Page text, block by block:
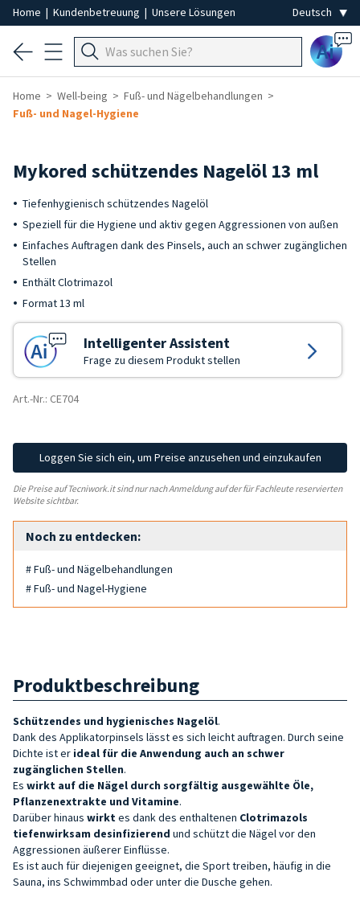
Home | Kundenbetreuung | Unsere Lösungen
Ai
Home Well-being
Fuß- und Nägelbehandlungen
Fuß- und Nagel-Hygiene
Mykored schützendes Nagelöl 13 ml
Tiefenhygienisch schützendes Nagelöl
Speziell für die Hygiene und aktiv gegen Aggressionen von außen
Einfaches Auftragen dank des Pinsels, auch an schwer zugänglichen
Stellen
Enthält Clotrimazol
Format 13 ml
Intelligenter Assistent
Frage zu diesem Produkt stellen
Art.-Nr.: CE704
Loggen Sie sich ein, um Preise anzusehen und einzukaufen
Die Preise auf Tecniwork.it sind nur nach Anmeldung auf der für Fachleute reservierten
Website sichtbar.
Noch zu entdecken:
# Fuß- und Nägelbehandlungen
# Fuß- und Nagel-Hygiene
Produktbeschreibung
Schützendes und hygienisches Nagelöl.
Dank des Applikatorpinsels lässt es sich leicht auftragen. Durch seine
Dichte ist er ideal für die Anwendung auch an schwer
zugänglichen Stellen.
Es wirkt auf die Nägel durch sorgfältig ausgewählte Öle,
Pflanzenextrakte und Vitamine.
Darüber hinaus wirkt es dank des enthaltenen Clotrimazols
tiefenwirksam desinfizierend und schützt die Nägel vor den
Aggressionen äußerer Einflüsse.
Es ist auch für diejenigen geeignet, die Sport treiben, häufig in die
Sauna, ins Schwimmbad oder unter die Dusche gehen.